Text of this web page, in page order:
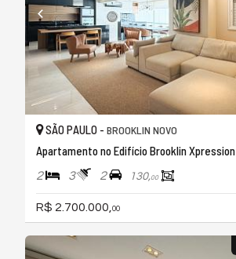
SÃO PAULO - BROOKLIN NOVO
Apartamento no Edifício Brooklin Xpression
2 3 2 130,00
R$ 2.700.000,00